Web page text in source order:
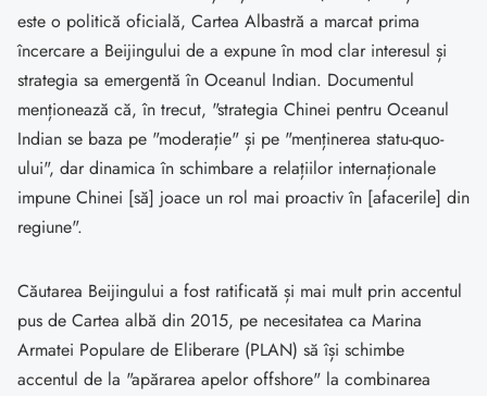
este o politică oficială, Cartea Albastră a marcat prima
încercare a Beijingului de a expune în mod clar interesul și
strategia sa emergentă în Oceanul Indian. Documentul
menționează că, în trecut, "strategia Chinei pentru Oceanul
Indian se baza pe "moderație" și pe "menținerea statu-quo-
ului", dar dinamica în schimbare a relațiilor internaționale
impune Chinei [să] joace un rol mai proactiv în [afacerile] din
regiune".
Căutarea Beijingului a fost ratificată și mai mult prin accentul
pus de Cartea albă din 2015, pe necesitatea ca Marina
Armatei Populare de Eliberare (PLAN) să își schimbe
accentul de la "apărarea apelor offshore" la combinarea